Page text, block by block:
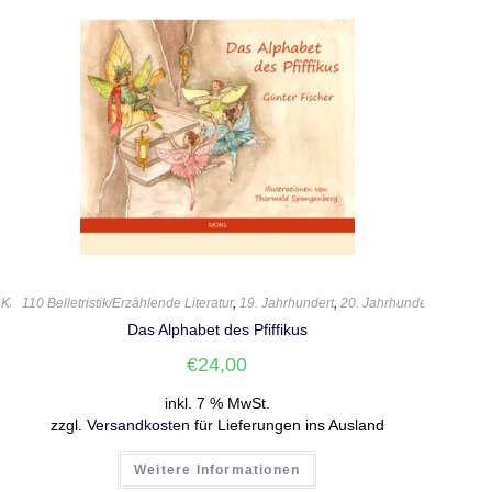
Kinderbuch,Klaus Päkel,Sprachlabor,Tiere
110 Belletristik/Erzählende Literatur, 19. Jahrhundert, 20. Jahrhundert
Das Alphabet des Pfiffikus
€24,00
inkl. 7 % MwSt.
zzgl. Versandkosten für Lieferungen ins Ausland
Weitere Informationen